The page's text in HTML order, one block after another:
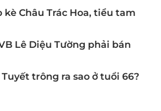
kè Châu Trác Hoa, tiểu tam
Lê Diệu Tường phải bán
trông ra sao ở tuổi 66?